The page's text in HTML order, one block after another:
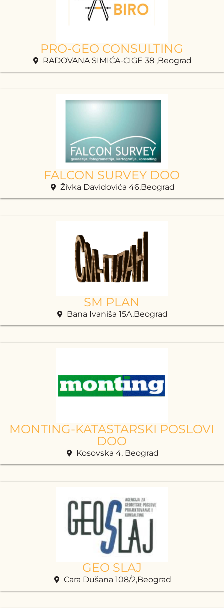
PRO-GEO CONSULTING
RADOVANA SIMIĆA-CIGE 38 ,Beograd
FALCON SURVEY DOO
Živka Davidovića 46,Beograd
SM PLAN
Bana Ivaniša 15A,Beograd
MONTING-KATASTARSKI POSLOVI
DOO
Kosovska 4, Beograd
GEO SLAJ
Cara Dušana 108/2,Beograd